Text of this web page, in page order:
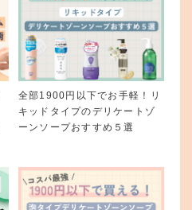
全部1900円以下でお手軽！リ
キッドタイプのデリケートゾ
ーンソープおすすめ５選